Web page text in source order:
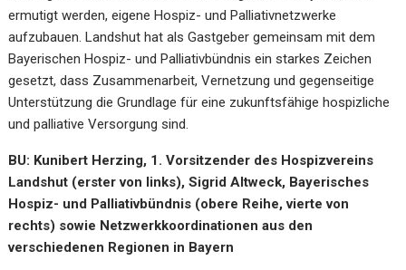
ermutigt werden, eigene Hospiz- und Palliativnetzwerke
aufzubauen. Landshut hat als Gastgeber gemeinsam mit dem
Bayerischen Hospiz- und Palliativbündnis ein starkes Zeichen
gesetzt, dass Zusammenarbeit, Vernetzung und gegenseitige
Unterstützung die Grundlage für eine zukunftsfähige hospizliche
und palliative Versorgung sind.
BU: Kunibert Herzing, 1. Vorsitzender des Hospizvereins
Landshut (erster von links), Sigrid Altweck, Bayerisches
Hospiz- und Palliativbündnis (obere Reihe, vierte von
rechts) sowie Netzwerkkoordinationen aus den
verschiedenen Regionen in Bayern